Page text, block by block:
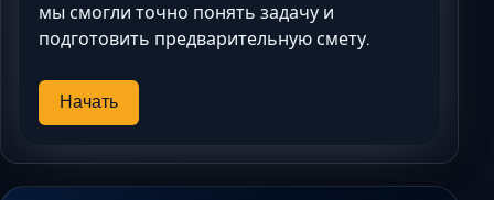
мы смогли точно понять задачу и
подготовить предварительную смету.
Начать